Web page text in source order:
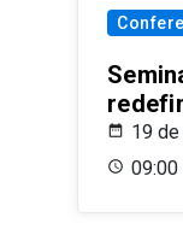
19
09:00